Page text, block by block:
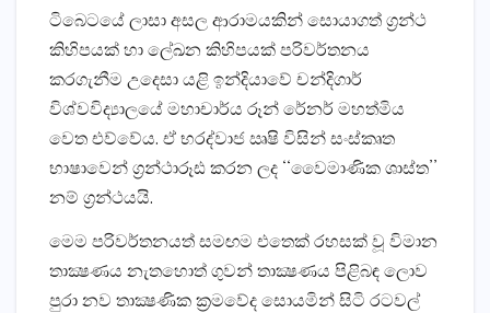
ටිබෙටයේ ලාසා අසල ආරාමයකින් සොයාගත් ග‍්‍රන්ථ
කිහිපයක් හා ලේඛන කිහිපයක් පරිවර්තනය
කරගැනීම උදෙසා යළි ඉන්දියාවේ චන්දිගාර්
විශ්වවිද්‍යාලයේ මහාචාර්ය රූන් රේනර් මහත්මිය
වෙත එව්වේය. ඒ භරද්වාජ ඍෂි විසින් සංස්කෘත
භාෂාවෙන් ග‍්‍රන්ථාරූඪ කරන ලද ‘‘වෛමාණික ශාස්ත’’
නම් ග‍්‍රන්ථයයි.
මෙම පරිවර්තනයත් සමඟම එතෙක් රහසක් වූ විමාන
තාක්‍ෂණය නැතහොත් ගුවන් තාක්‍ෂණය පිළිබඳ ලොව
පුරා නව තාක්‍ෂණික ක‍්‍රමවේද සොයමින් සිටි රටවල්